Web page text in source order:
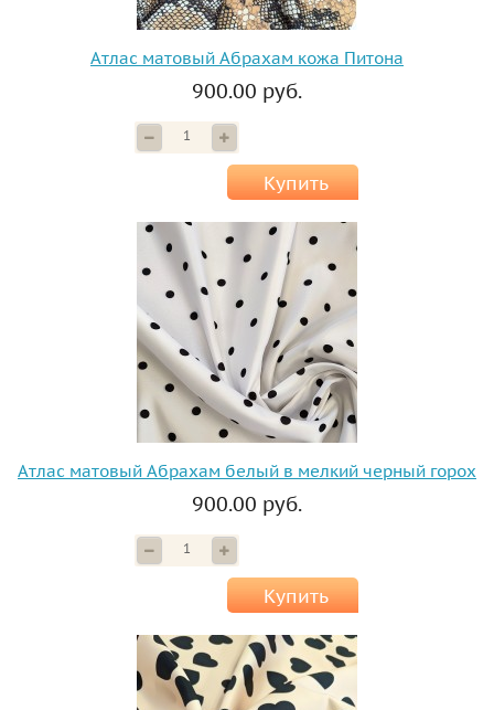
Атлас матовый Абрахам кожа Питона
900.00 руб.
Купить
Атлас матовый Абрахам белый в мелкий черный горох
900.00 руб.
Купить